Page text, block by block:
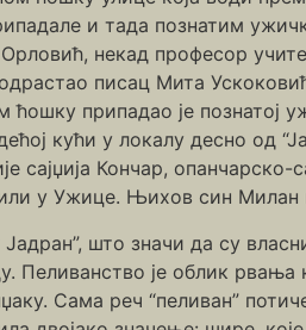
и тада познатим
некад професор
одрастао писац Мита
ћошку припадао је познатој
кући у локалу десно од
сајџија Кончар,
у Ужице. Њихов син Милан
што значи да су
Пеливанство је облик
Сама реч “пеливан”